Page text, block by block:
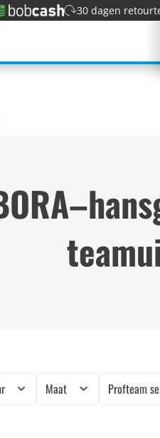
30 dagen
Maat Profteam